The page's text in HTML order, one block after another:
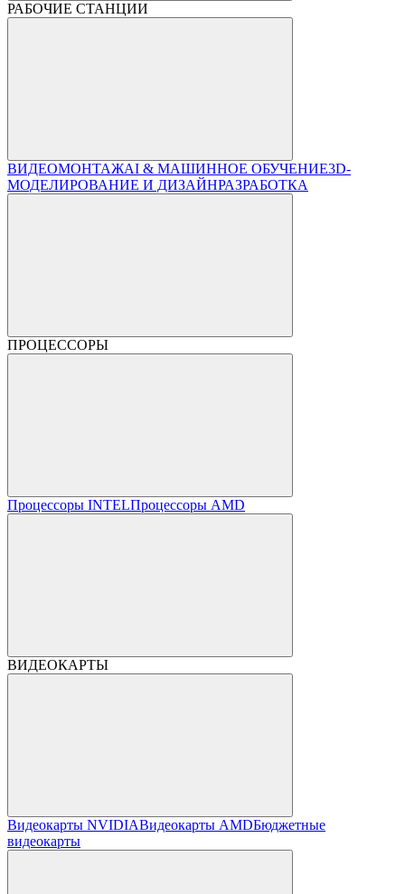
РАБОЧИЕ СТАНЦИИ
ВИДЕОМОНТАЖAI & МАШИННОЕ ОБУЧЕНИЕ3D-
МОДЕЛИРОВАНИЕ И ДИЗАЙНРАЗРАБОТКА
ПРОЦЕССОРЫ
Процессоры INTELПроцессоры AMD
ВИДЕОКАРТЫ
Видеокарты NVIDIAВидеокарты AMDБюджетные
видеокарты